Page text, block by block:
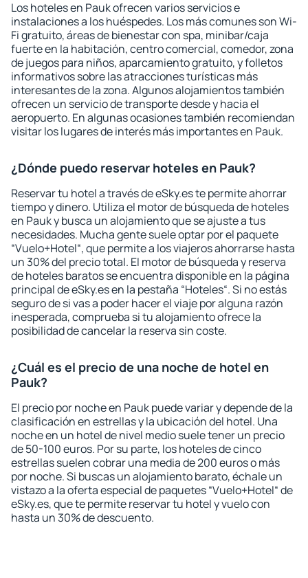
Los hoteles en Pauk ofrecen varios servicios e
instalaciones a los huéspedes. Los más comunes son Wi-
Fi gratuito, áreas de bienestar con spa, minibar/caja
fuerte en la habitación, centro comercial, comedor, zona
de juegos para niños, aparcamiento gratuito, y folletos
informativos sobre las atracciones turísticas más
interesantes de la zona. Algunos alojamientos también
ofrecen un servicio de transporte desde y hacia el
aeropuerto. En algunas ocasiones también recomiendan
visitar los lugares de interés más importantes en Pauk.
¿Dónde puedo reservar hoteles en Pauk?
Reservar tu hotel a través de eSky.es te permite ahorrar
tiempo y dinero. Utiliza el motor de búsqueda de hoteles
en Pauk y busca un alojamiento que se ajuste a tus
necesidades. Mucha gente suele optar por el paquete
“Vuelo+Hotel“, que permite a los viajeros ahorrarse hasta
un 30% del precio total. El motor de búsqueda y reserva
de hoteles baratos se encuentra disponible en la página
principal de eSky.es en la pestaña “Hoteles“. Si no estás
seguro de si vas a poder hacer el viaje por alguna razón
inesperada, comprueba si tu alojamiento ofrece la
posibilidad de cancelar la reserva sin coste.
¿Cuál es el precio de una noche de hotel en
Pauk?
El precio por noche en Pauk puede variar y depende de la
clasificación en estrellas y la ubicación del hotel. Una
noche en un hotel de nivel medio suele tener un precio
de 50-100 euros. Por su parte, los hoteles de cinco
estrellas suelen cobrar una media de 200 euros o más
por noche. Si buscas un alojamiento barato, échale un
vistazo a la oferta especial de paquetes “Vuelo+Hotel“ de
eSky.es, que te permite reservar tu hotel y vuelo con
hasta un 30% de descuento.